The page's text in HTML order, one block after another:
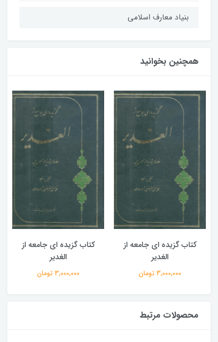
بنیاد معارف اسلامی
همچنین بخوانید
کتاب گزیده ای جامعه از
الغدیر
3,000,000 تومان
کتاب گزیده ای جامعه از
الغدیر
3,000,000 تومان
محصولات مرتبط